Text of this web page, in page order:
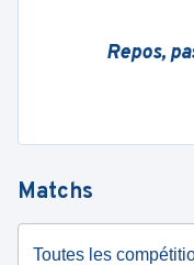
Repos,
Matchs
Toutes les